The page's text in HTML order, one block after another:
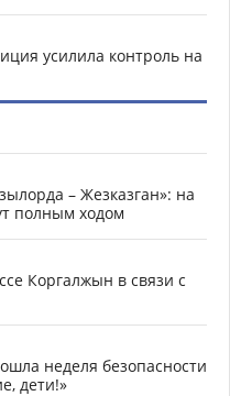
усилила контроль на
– Жезказган»: на
полным ходом
Коргалжын в связи с
неделя безопасности
дети!»